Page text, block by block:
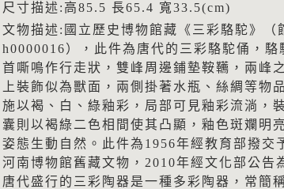
尺寸描述:高85.5 長65.4 寬33.5(cm)
文物描述:國立歷史博物館藏《三彩駱駝》（
h0000016），此件為唐代的三彩駱駝俑，駱
首嘶鳴作行走狀，雙峰周邊鋪墊鞍韉，兩峰
上裝飾似為獸面，兩側掛著水瓶、絲綢等物
施以褐、白、綠釉彩，局部可見釉彩流淌，
囊則以褐綠二色相間使其凸顯，釉色斑斕明
姿態生動自然。此件為1956年經教育部撥交
河南博物館舊藏文物，2010年經文化部公告
唐代盛行的三彩陶器是一種多彩陶器，常簡